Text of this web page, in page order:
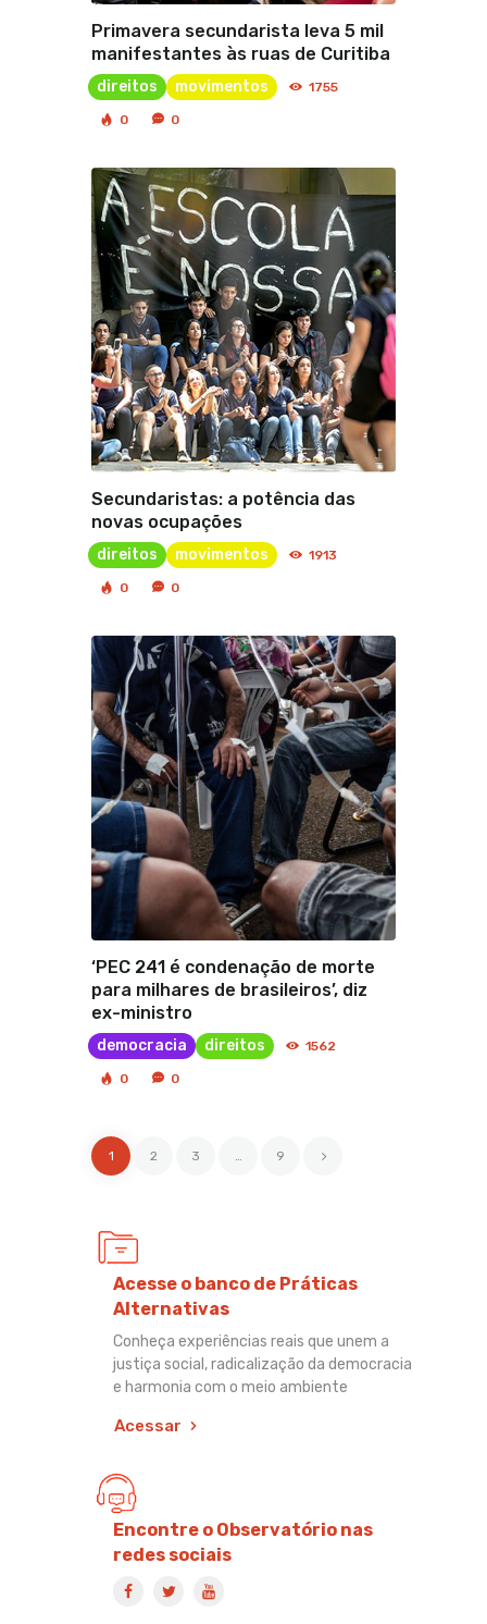
Primavera secundarista leva 5 mil
manifestantes às ruas de Curitiba
direitos movimentos 1755
0 0
Secundaristas: a potência das
novas ocupações
direitos movimentos 1913
0 0
‘PEC 241 é condenação de morte
para milhares de brasileiros’, diz
ex-ministro
democracia direitos 1562
0 0
1 2 3 9
Acesse o banco de Práticas
Alternativas
Conheça experiências reais que unem a
justiça social, radicalização da democracia
e harmonia com o meio ambiente
Acessar
Encontre o Observatório nas
redes sociais